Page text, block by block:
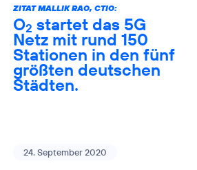
ZITAT MALLIK RAO, CTIO:
O2 startet das 5G
Netz mit rund 150
Stationen in den fünf
größten deutschen
Städten.
24. September 2020